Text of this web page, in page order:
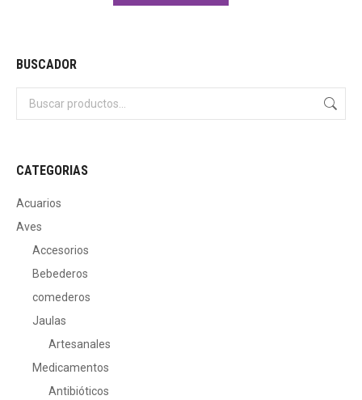
BUSCADOR
CATEGORIAS
Acuarios
Aves
Accesorios
Bebederos
comederos
Jaulas
Artesanales
Medicamentos
Antibióticos